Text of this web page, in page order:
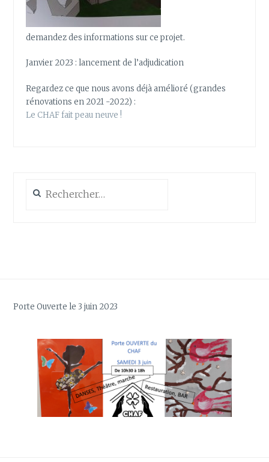
demandez des informations sur ce projet.
Janvier 2023 : lancement de l’adjudication
Regardez ce que nous avons déjà amélioré (grandes
rénovations en 2021 -2022) :
Le CHAF fait peau neuve !
Porte Ouverte le 3 juin 2023